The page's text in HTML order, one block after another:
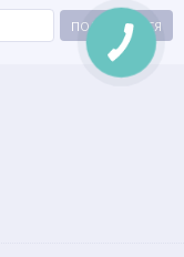
ПОДПИСАТЬСЯ